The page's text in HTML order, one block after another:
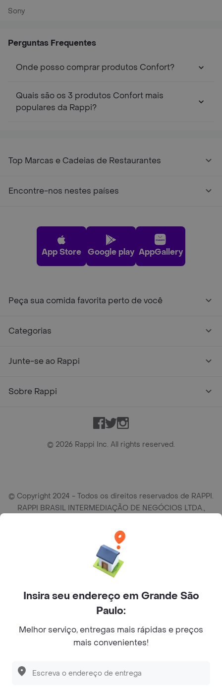
Sony
Perguntas Frequentes
Onde posso comprar produtos Confort?
Quais são os 3 produtos Confort mais
populares da Rappi?
Top Marcas e Cadeias de Restaurantes
Encontre-nos nestes países
App Store Google play AppGallery
Peça sua comida favorita perto de você
Categorias
Junte-se ao Rappi
Sobre Rappi
Facebook
TwitterInstagram
© 2026 Rappi Inc. All rights reserved.
© Copyright 2024 - Todos os direitos reservados de RAPPI.
RAPPI BRASIL INTERMEDIAÇÃO DE NEGÓCIOS LTDA.,
conj. 91, Lado A, Cerqueira Cesar, São Paulo/SP CEP. 01414-
905, CNPJ/MF n° 26.900.161/0001-25.
Insira seu endereço em Grande São
Paulo:
Melhor serviço, entregas mais rápidas e preços
mais convenientes!